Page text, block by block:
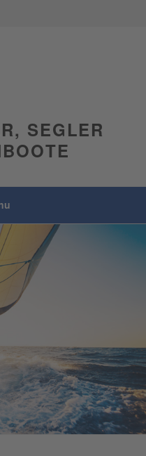
SEGLER